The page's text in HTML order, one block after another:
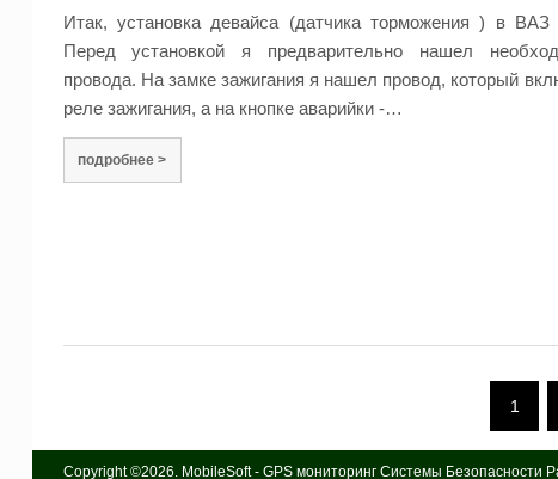
Итак, установка девайса (датчика торможения ) в ВАЗ
Перед установкой я предварительно нашел
провода. На замке зажигания я нашел провод, который
реле зажигания, а на кнопке аварийки -…
подробнее >
1
Copyright ©2026. MobileSoft - GPS мониторинг Системы Безопасности